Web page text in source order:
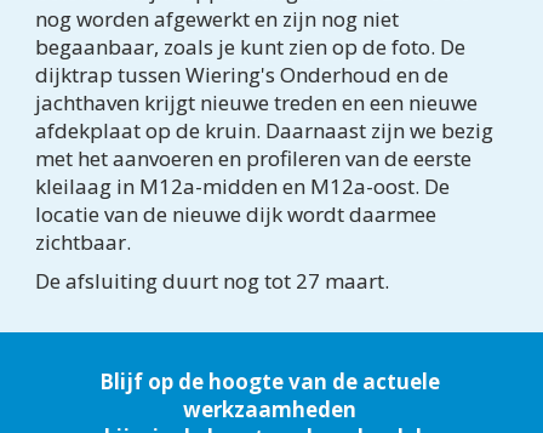
nog worden afgewerkt en zijn nog niet
begaanbaar, zoals je kunt zien op de foto. De
dijktrap tussen Wiering's Onderhoud en de
jachthaven krijgt nieuwe treden en een nieuwe
afdekplaat op de kruin. Daarnaast zijn we bezig
met het aanvoeren en profileren van de eerste
kleilaag in M12a-midden en M12a-oost. De
locatie van de nieuwe dijk wordt daarmee
zichtbaar.
De afsluiting duurt nog tot 27 maart.
Blijf op de hoogte van de actuele
werkzaamheden